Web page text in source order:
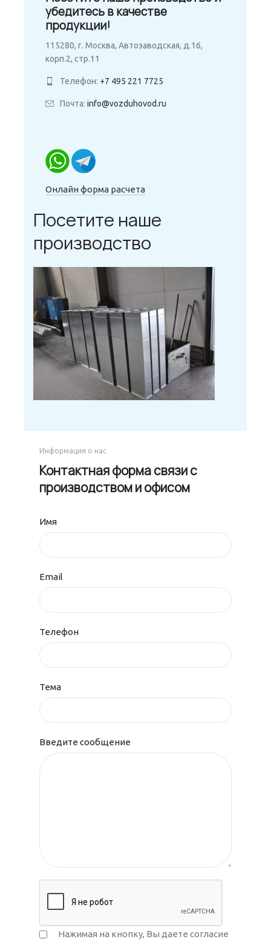
убедитесь в качестве
продукции!
115280, г. Москва, Автозаводская, д.16,
корп.2, стр.11
Телефон: +7 495 221 7725
Почта: info@vozduhovod.ru
Онлайн форма расчета
Посетите наше
производство
Информация о нас
Контактная форма связи с
производством и офисом
Имя
Email
Телефон
Тема
Введите сообщение
Нажимая на кнопку, Вы даете согласие